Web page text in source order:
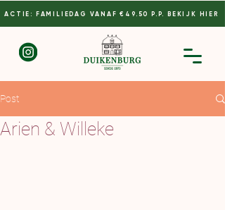
ACTIE: FAMILIEDAG VANAF €49.50 P.P. BEKIJK HIER
Post
Arien & Willeke